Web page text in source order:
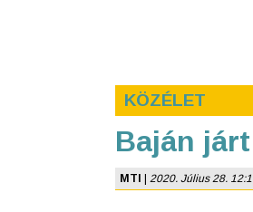
KÖZÉLET
Baján
MTI 2020. Július 28.